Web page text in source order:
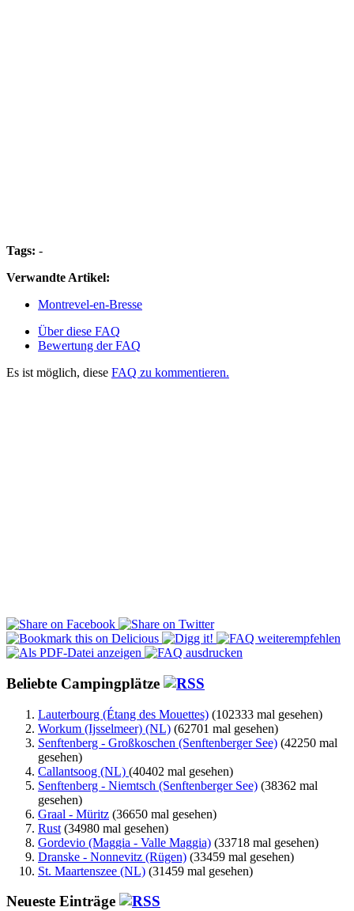
Tags: -
Verwandte Artikel:
Montrevel-en-Bresse
Über diese FAQ
Bewertung der FAQ
Es ist möglich, diese FAQ zu kommentieren.
Beliebte Campingplätze
Lauterbourg (Étang des Mouettes) (102333 mal gesehen)
Workum (Ijsselmeer) (NL) (62701 mal gesehen)
Senftenberg - Großkoschen (Senftenberger See) (42250 mal
gesehen)
Callantsoog (NL) (40402 mal gesehen)
Senftenberg - Niemtsch (Senftenberger See) (38362 mal
gesehen)
Graal - Müritz (36650 mal gesehen)
Rust (34980 mal gesehen)
Gordevio (Maggia - Valle Maggia) (33718 mal gesehen)
Dranske - Nonnevitz (Rügen) (33459 mal gesehen)
St. Maartenszee (NL) (31459 mal gesehen)
Neueste Einträge